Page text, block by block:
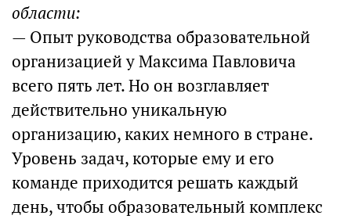
области:
— Опыт руководства образовательной
организацией у Максима Павловича
всего пять лет. Но он возглавляет
действительно уникальную
организацию, каких немного в стране.
Уровень задач, которые ему и его
команде приходится решать каждый
день, чтобы образовательный комплекс